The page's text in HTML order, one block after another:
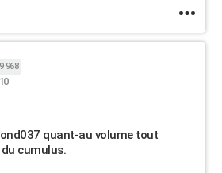
968
quant-au volume tout
du cumulus.